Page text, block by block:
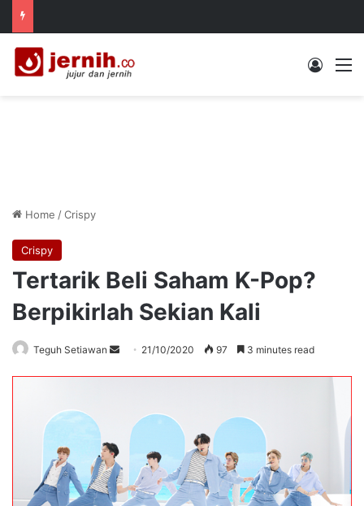
Log In
Home /Crispy
Crispy
Tertarik Beli Saham K-Pop?
Berpikirlah Sekian Kali
Teguh Setiawan
Send 21/10/2020 97 3 minutes read